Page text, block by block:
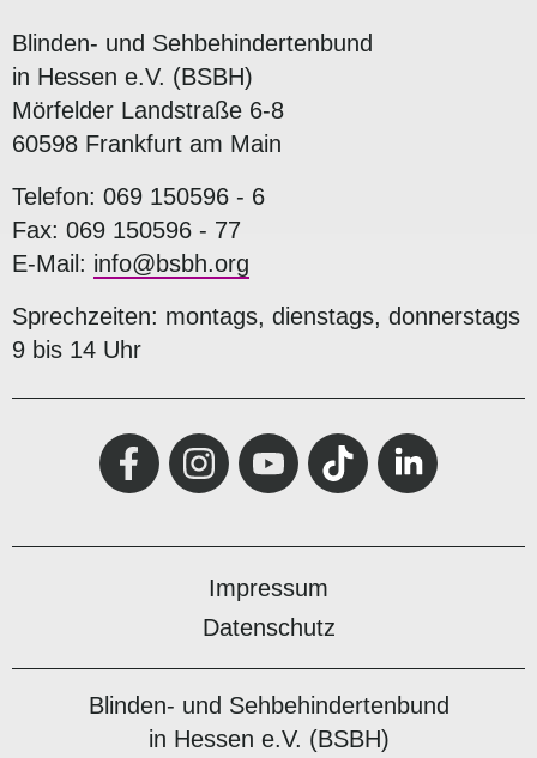
Blinden- und Sehbehindertenbund
in Hessen e.V. (BSBH)
Mörfelder Landstraße 6-8
60598 Frankfurt am Main
Telefon: 069 150596 - 6
Fax: 069 150596 - 77
E-Mail: info@bsbh.org
Sprechzeiten: montags, dienstags, donnerstags
9 bis 14 Uhr
Impressum
Datenschutz
Blinden- und Sehbehindertenbund
in Hessen e.V. (BSBH)